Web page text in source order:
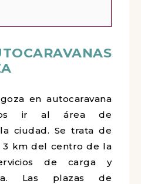
en autocaravana
ir al área de
ciudad. Se trata de
3 km del centro de la
de carga y
Las plazas de